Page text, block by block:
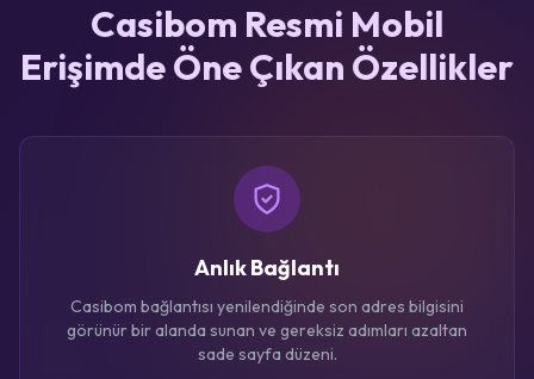
Casibom Resmi Mobil
Erişimde Öne Çıkan Özellikler
Anlık Bağlantı
Casibom bağlantısı yenilendiğinde son adres bilgisini
görünür bir alanda sunan ve gereksiz adımları azaltan
sade sayfa düzeni.